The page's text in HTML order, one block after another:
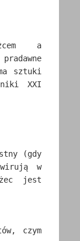
a
sztuki
XXI
(gdy
w
jest
czym